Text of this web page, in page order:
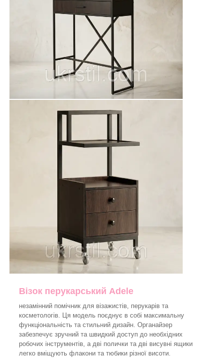
Візок перукарський Adele
незамінний помічник для візажистів, перукарів та
косметологів. Ця модель поєднує в собі максимальну
функціональність та стильний дизайн. Органайзер
забезпечує зручний та швидкий доступ до необхідних
робочих інструментів, а дві полички та дві висувні ящики
легко вміщують флакони та тюбики різної висоти.